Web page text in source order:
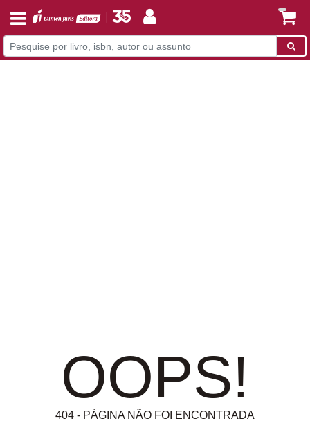
OOPS!
404 - PÁGINA NÃO FOI ENCONTRADA